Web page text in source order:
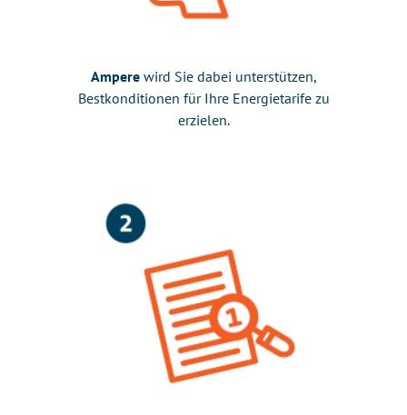
Amperewird Sie dabei unterstützen,
Bestkonditionen für Ihre Energietarife zu
erzielen.